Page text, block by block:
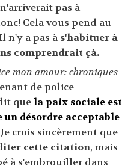
pas à
Cela vous pend au
n'y a pas à s'habituer à
comprendrait çà.
mon amour: chroniques
de police
quela paix sociale est
désordre acceptable
Je crois sincèrement que
cette citation, mais
à s'embrouiller dans